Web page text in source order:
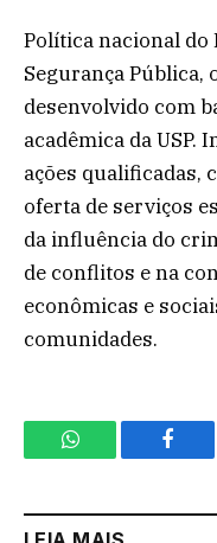
Política nacional
Segurança
desenvolvido com
acadêmica da USP.
ações qualificadas,
oferta de serviços
da influência do
de conflitos e na
econômicas e
comunidades.
WhatsApp